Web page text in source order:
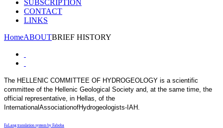
SUBSCRIPTION
CONTACT
LINKS
HomeABOUTBRIEF HISTORY
The HELLENIC COMMITTEE OF HYDROGEOLOGY is a scientific
committee of the Hellenic Geological Society and, at the same time, the
official representative, in Hellas, of the
InternationalAssociationofHydrogeologists-IAH.
FaLang translation system by Faboba